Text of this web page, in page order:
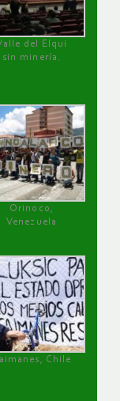
del Elqui
sin minería.
Orinoco,
Venezuela
Chile